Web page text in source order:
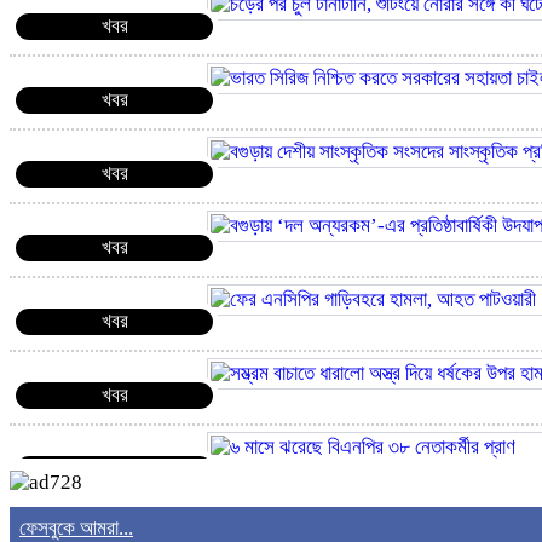
খবর
খবর
খবর
খবর
খবর
খবর
ফেসবুকে আমরা...